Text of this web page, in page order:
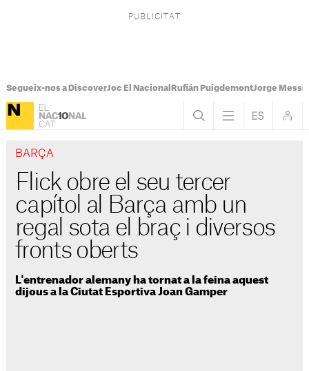
Segueix-nos a DiscoverJoc El Nacional Rufián PuigdemontJorge Messi
BARÇA
Flick obre el seu tercer
capítol al Barça amb un
regal sota el braç i diversos
fronts oberts
L'entrenador alemany ha tornat a la feina aquest
dijous a la Ciutat Esportiva Joan Gamper